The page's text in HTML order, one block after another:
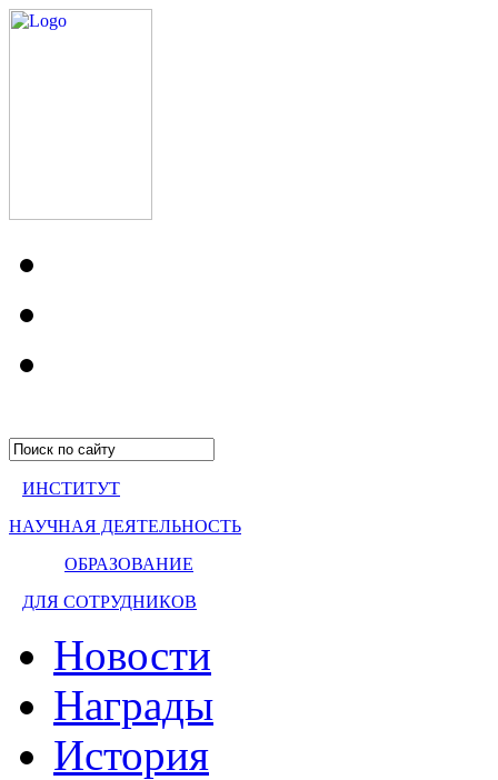
ИНСТИТУТ
НАУЧНАЯ ДЕЯТЕЛЬНОСТЬ
ОБРАЗОВАНИЕ
ДЛЯ СОТРУДНИКОВ
Новости
Награды
История